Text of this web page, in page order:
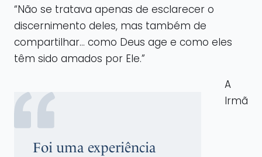
“Não se tratava apenas de esclarecer o
discernimento deles, mas também de
compartilhar… como Deus age e como eles
têm sido amados por Ele.”
Foi uma experiência
A
Irmã